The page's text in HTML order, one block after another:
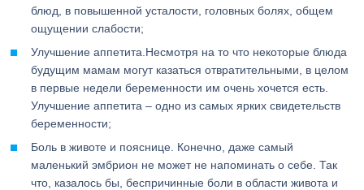
блюд, в повышенной усталости, головных болях, общем
ощущении слабости;
Улучшение аппетита.Несмотря на то что некоторые блюда
будущим мамам могут казаться отвратительными, в целом
в первые недели беременности им очень хочется есть.
Улучшение аппетита – одно из самых ярких свидетельств
беременности;
Боль в животе и пояснице. Конечно, даже самый
маленький эмбрион не может не напоминать о себе. Так
что, казалось бы, беспричинные боли в области живота и